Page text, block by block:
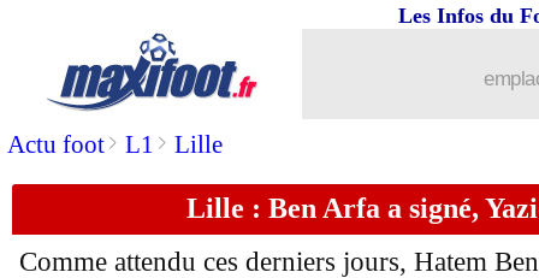
Actu foot> L1 > Lille
Les Infos du
Lille : Ben Arfa a signé,
Comme attendu ces derniers jours, Hatem
Bordeaux : Kalu attendu à Watford
19/01 Bordeaux: la piste Thierry Henry
19/01 L1: Clermont-Strasbourg, les compos